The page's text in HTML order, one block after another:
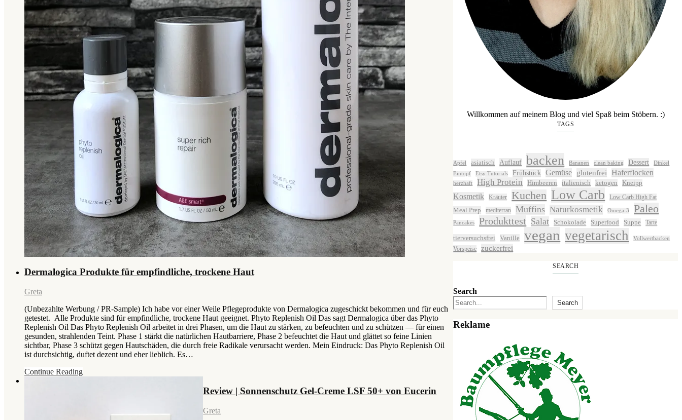
Dermalogica Produkte für empfindliche, trockene Haut
Greta
(Unbezahlte Werbung / PR-Sample) Ich habe vor einer Weile Pflegeprodukte von Dermalogica zugeschickt bekommen und für euch
getestet. Alle Produkte sind für empfindliche, trockene Haut geeignet. Phyto Replenish Oil Das sagt Dermalogica über das Phyto
Replenish Oil Das Phyto Replenish Oil arbeitet in drei Phasen, um die Haut zu stärken, zu befeuchten und zu schützen — für einen
gesunden, strahlenden Teint. Phase 1 stärkt die natürlichen Hautbarriere, Phase 2 befeuchtet die Haut und glättet so feine Linien
sichtbar, Phase 3 schützt gegen Hautschäden, die durch freie Radikale verursacht werden. Mein Eindruck: Das Phyto Replenish Oil
ist durchsichtig, duftet dezent und eher lieblich. Es…
Continue Reading
Review | Sonnenschutz Gel-Creme LSF 50+ von Eucerin
Greta
Willkommen auf meinem Blog und viel Spaß beim Stöbern. :)
TAGS
Apfel asiatisch Auflauf backen Bananen clean baking Dessert
Dinkel
Eintopf
Etsy Tutorials Frühstück Gemüse glutenfrei Haferflocken
herzhaft High Protein Himbeeren italienisch ketogen Kneipp
Kosmetik Kräuter Kuchen Low Carb Low Carb High Fat
Meal Prep mediterran Muffins Naturkosmetik Omega-3 Paleo
Pancakes Produkttest Salat Schokolade Superfood Suppe Tarte
tierversuchsfrei Vanille vegan vegetarisch Vollwertbacken
Vorspeise zuckerfrei
SEARCH
Search
Search
Reklame